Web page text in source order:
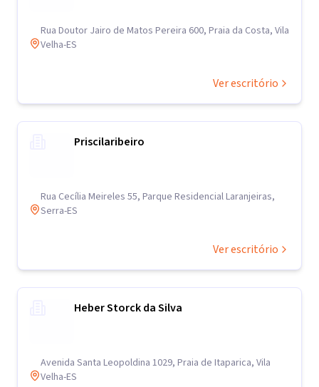
Rua Doutor Jairo de Matos Pereira 600, Praia da Costa, Vila
Velha-ES
Ver escritório
Priscilaribeiro
Rua Cecília Meireles 55, Parque Residencial Laranjeiras,
Serra-ES
Ver escritório
Heber Storck da Silva
Avenida Santa Leopoldina 1029, Praia de Itaparica, Vila
Velha-ES